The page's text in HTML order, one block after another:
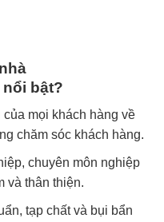
nổi bật?
mọi khách hàng về
chăm sóc khách hàng.
chuyên môn nghiệp
và thân thiện.
tạp chất và bụi bẩn